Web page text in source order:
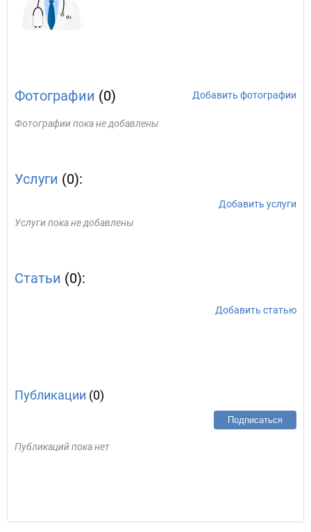
Фотографии (0) Добавить фотографии
Фотографии пока не добавлены
Услуги (0):
Добавить услуги
Услуги пока не добавлены
Статьи (0):
Добавить статью
Публикации (0)
Подписаться
Публикаций пока нет